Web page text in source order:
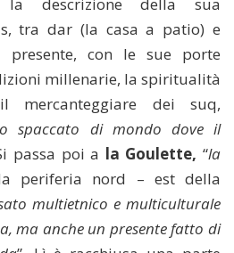
tra dar (la casa a patio) e
con le sue porte
millenarie, la spiritualità
mercanteggiare dei suq,
spaccato di mondo dove il
passa poi a la Goulette, “la
periferia nord – est della
multietnico e multiculturale
ma anche un presente fatto di